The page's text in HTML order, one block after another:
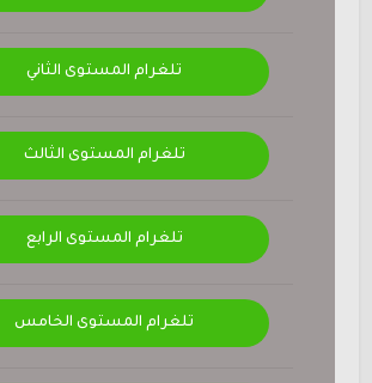
تلغرام المستوى الثاني
تلغرام المستوى الثالث
تلغرام المستوى الرابع
تلغرام المستوى الخامس